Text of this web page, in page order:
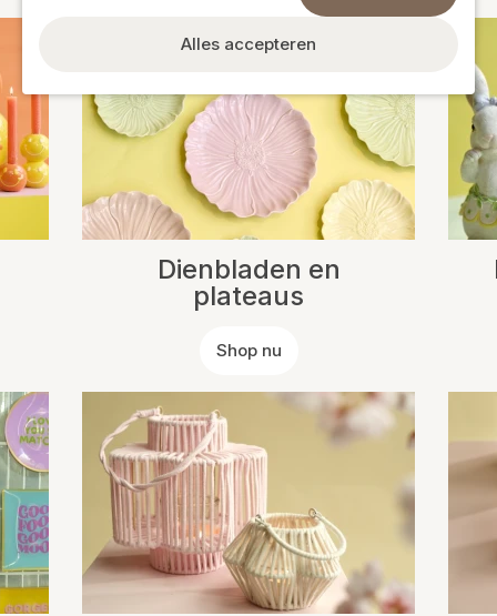
Dienbladen en
plateaus
Shop nu
Alles accepteren